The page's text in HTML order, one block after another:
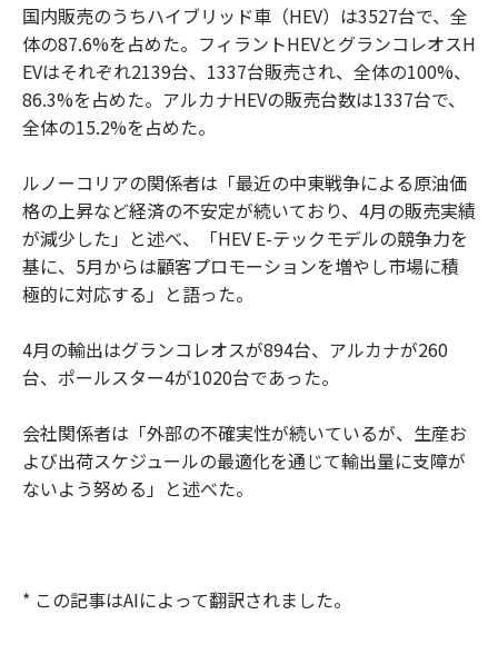
国内販売のうちハイブリッド車（HEV）は3527台で、全
体の87.6%を占めた。フィラントHEVとグランコレオスH
EVはそれぞれ2139台、1337台販売され、全体の100%、
86.3%を占めた。アルカナHEVの販売台数は1337台で、
全体の15.2%を占めた。
ルノーコリアの関係者は「最近の中東戦争による原油価
格の上昇など経済の不安定が続いており、4月の販売実績
が減少した」と述べ、「HEV E-テックモデルの競争力を
基に、5月からは顧客プロモーションを増やし市場に積
極的に対応する」と語った。
4月の輸出はグランコレオスが894台、アルカナが260
台、ポールスター4が1020台であった。
会社関係者は「外部の不確実性が続いているが、生産お
よび出荷スケジュールの最適化を通じて輸出量に支障が
ないよう努める」と述べた。
* この記事はAIによって翻訳されました。